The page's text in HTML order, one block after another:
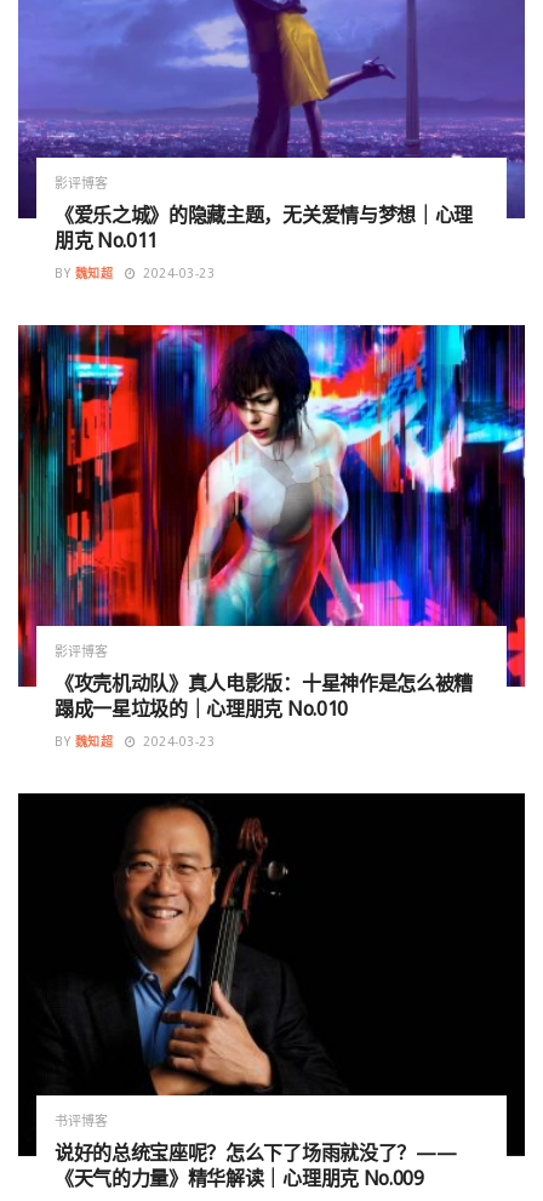
影评博客
《爱乐之城》的隐藏主题，无关爱情与梦想｜心理
朋克 No.011
BY 魏知超 2024-03-23
影评博客
《攻壳机动队》真人电影版：十星神作是怎么被糟
蹋成一星垃圾的｜心理朋克 No.010
BY 魏知超 2024-03-23
书评博客
说好的总统宝座呢？怎么下了场雨就没了？——
《天气的力量》精华解读｜心理朋克 No.009